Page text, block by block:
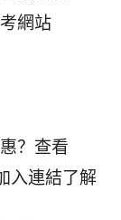
網站
？查看
入連結了解